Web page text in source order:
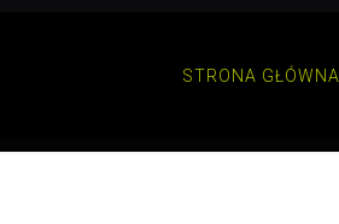
STRONA GŁÓWNA